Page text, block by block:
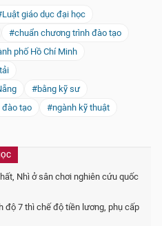
giáo dục đại học
#chuẩn chương trình đào tạo
phố Hồ Chí Minh
#bằng kỹ sư
tạo
#ngành kỹ thuật
Nhì ở sân chơi nghiên cứu quốc
độ 7 thì chế độ tiền lương, phụ cấp